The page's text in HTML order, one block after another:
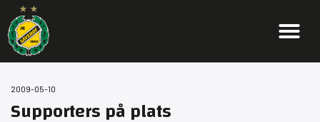
2009-05-10
Supporters på plats